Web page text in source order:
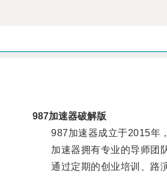
987加速器破解版
987加速器成立于2015年，
加速器拥有专业的导师团队
通过定期的创业培训、路演